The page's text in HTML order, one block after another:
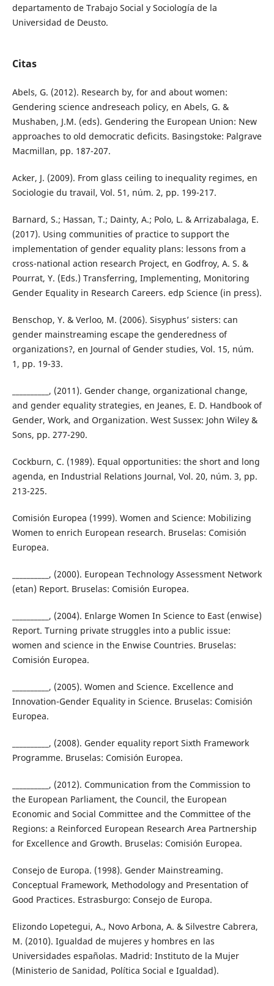
departamento de Trabajo Social y Sociología de la
Universidad de Deusto.
Citas
Abels, G. (2012). Research by, for and about women:
Gendering science andreseach policy, en Abels, G. &
Mushaben, J.M. (eds). Gendering the European Union: New
approaches to old democratic deficits. Basingstoke: Palgrave
Macmillan, pp. 187-207.
Acker, J. (2009). From glass ceiling to inequality regimes, en
Sociologie du travail, Vol. 51, núm. 2, pp. 199-217.
Barnard, S.; Hassan, T.; Dainty, A.; Polo, L. & Arrizabalaga, E.
(2017). Using communities of practice to support the
implementation of gender equality plans: lessons from a
cross-national action research Project, en Godfroy, A. S. &
Pourrat, Y. (Eds.) Transferring, Implementing, Monitoring
Gender Equality in Research Careers. edp Science (in press).
Benschop, Y. & Verloo, M. (2006). Sisyphus’ sisters: can
gender mainstreaming escape the genderedness of
organizations?, en Journal of Gender studies, Vol. 15, núm.
1, pp. 19-33.
__________, (2011). Gender change, organizational change,
and gender equality strategies, en Jeanes, E. D. Handbook of
Gender, Work, and Organization. West Sussex: John Wiley &
Sons, pp. 277-290.
Cockburn, C. (1989). Equal opportunities: the short and long
agenda, en Industrial Relations Journal, Vol. 20, núm. 3, pp.
213-225.
Comisión Europea (1999). Women and Science: Mobilizing
Women to enrich European research. Bruselas: Comisión
Europea.
__________, (2000). European Technology Assessment Network
(etan) Report. Bruselas: Comisión Europea.
__________, (2004). Enlarge Women In Science to East (enwise)
Report. Turning private struggles into a public issue:
women and science in the Enwise Countries. Bruselas:
Comisión Europea.
__________, (2005). Women and Science. Excellence and
Innovation-Gender Equality in Science. Bruselas: Comisión
Europea.
__________, (2008). Gender equality report Sixth Framework
Programme. Bruselas: Comisión Europea.
__________, (2012). Communication from the Commission to
the European Parliament, the Council, the European
Economic and Social Committee and the Committee of the
Regions: a Reinforced European Research Area Partnership
for Excellence and Growth. Bruselas: Comisión Europea.
Consejo de Europa. (1998). Gender Mainstreaming.
Conceptual Framework, Methodology and Presentation of
Good Practices. Estrasburgo: Consejo de Europa.
Elizondo Lopetegui, A., Novo Arbona, A. & Silvestre Cabrera,
M. (2010). Igualdad de mujeres y hombres en las
Universidades españolas. Madrid: Instituto de la Mujer
(Ministerio de Sanidad, Política Social e Igualdad).